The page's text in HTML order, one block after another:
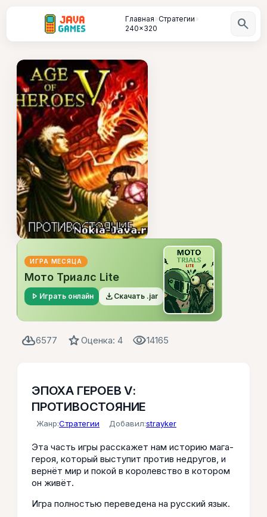
Главная»Стратегии»
240x320
search
ИГРА МЕСЯЦА
Мото Триалс Lite
play_arrow Играть онлайн file_download Скачать .jar
cloud_download6577 starОценка: 4 visibility14165
ЭПОХА ГЕРОЕВ V:
ПРОТИВОСТОЯНИЕ
Жанр:Стратегии Добавил:strayker
Эта часть игры расскажет нам историю мага-
героя, который выступит против недругов, и
вернёт мир и покой в королевство в котором
он живёт.
Игра полностью переведена на русский язык.